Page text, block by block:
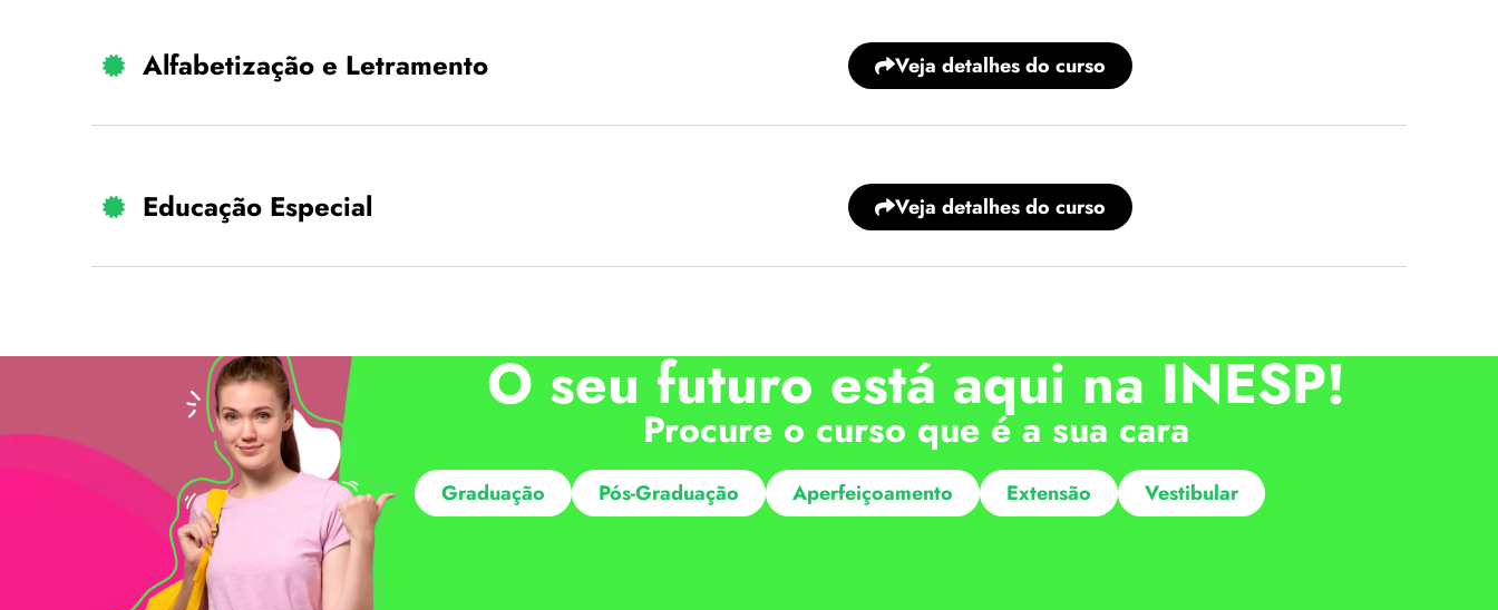
Alfabetização e Letramento Veja detalhes do curso
Educação Especial Veja detalhes do curso
O seu futuro está aqui na INESP!
Procure o curso que é a sua cara
Graduação Pós-Graduação Aperfeiçoamento Extensão Vestibular